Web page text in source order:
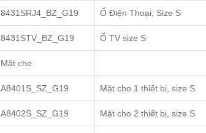
8431SRJ4_BZ_G19 Ổ Điện Thoại, Size S
8431STV_BZ_G19 Ổ TV size S
Mặt che
A8401S_SZ_G19 Mặt cho 1 thiết bị, size S
A8402S_SZ_G19 Mặt cho 2 thiết bị, size S